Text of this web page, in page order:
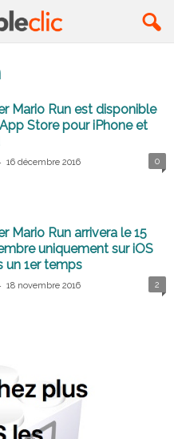
Mario Run est disponible
Store pour iPhone et
16 décembre 2016 0
Mario Run arrivera le 15
uniquement sur iOS
un 1er temps
18 novembre 2016 2